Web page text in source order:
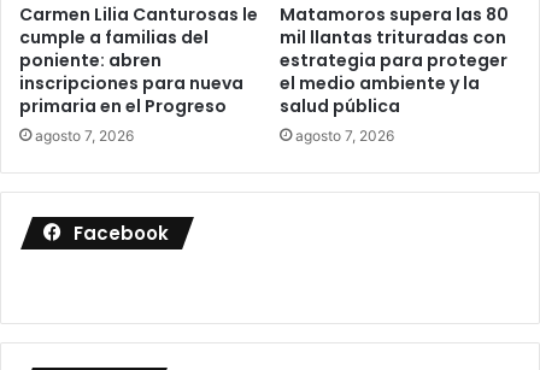
Carmen Lilia Canturosas le
cumple a familias del
poniente: abren
inscripciones para nueva
primaria en el Progreso
agosto 7, 2026
Matamoros supera las 80
mil llantas trituradas con
estrategia para proteger
el medio ambiente y la
salud pública
agosto 7, 2026
Facebook